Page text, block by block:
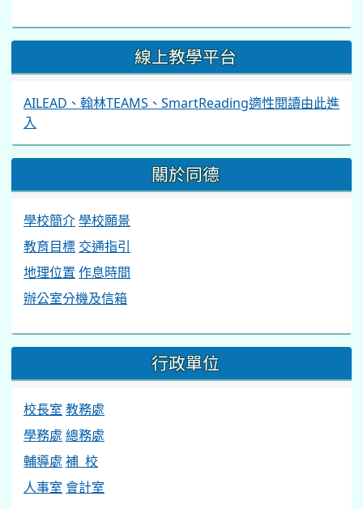
線上教學平台
AILEAD、翰林TEAMS、SmartReading適性閱讀由此進
入
關於同德
學校簡介學校願景
教育目標 交通指引
地理位置 作息時間
辦公室分機及信箱
行政單位
校長室 教務處
學務處 總務處
輔導處 補 校
人事室 會計室